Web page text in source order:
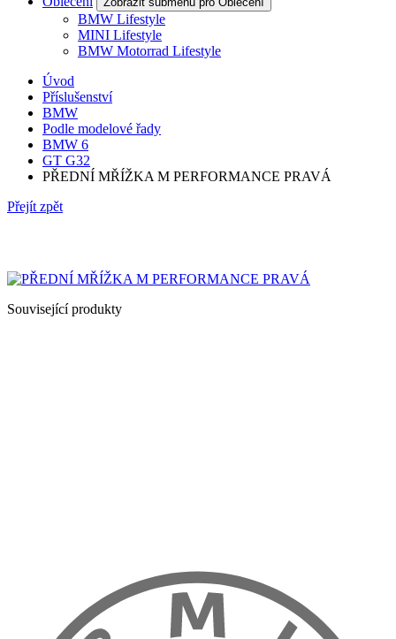
BMW Lifestyle
MINI Lifestyle
BMW Motorrad Lifestyle
Úvod
Příslušenství
BMW
Podle modelové řady
BMW 6
GT G32
PŘEDNÍ MŘÍŽKA M PERFORMANCE PRAVÁ
Přejít zpět
Související produkty